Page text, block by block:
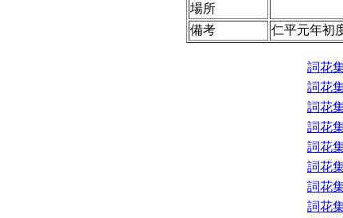
場所
備考
仁平元年初
詞花
詞花
詞花
詞花
詞花
詞花
詞花
詞花